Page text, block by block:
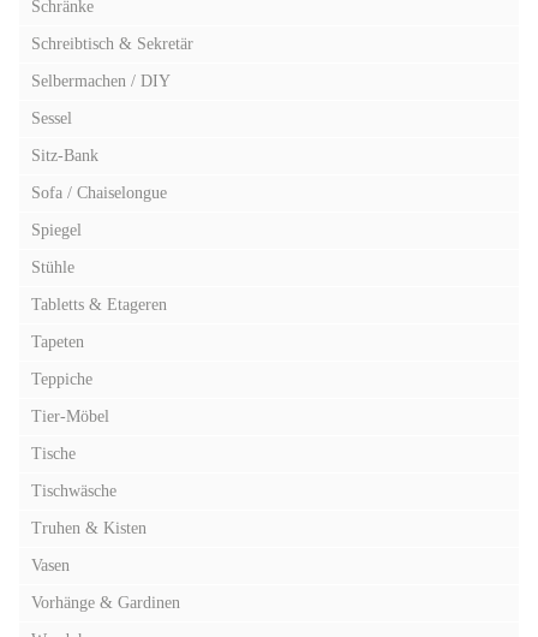
Schränke
Schreibtisch & Sekretär
Selbermachen / DIY
Sessel
Sitz-Bank
Sofa / Chaiselongue
Spiegel
Stühle
Tabletts & Etageren
Tapeten
Teppiche
Tier-Möbel
Tische
Tischwäsche
Truhen & Kisten
Vasen
Vorhänge & Gardinen